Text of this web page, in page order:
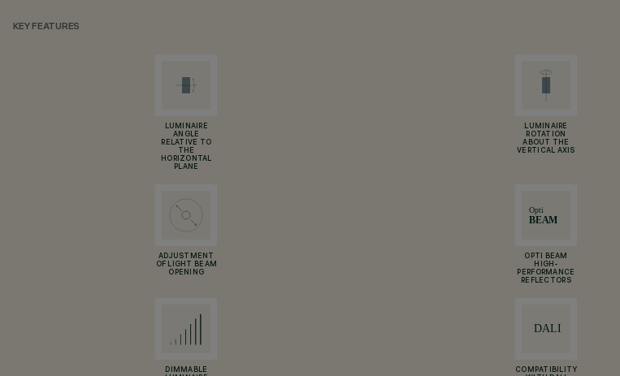
KEY FEATURES
LUMINAIRE
ANGLE
RELATIVE TO
THE
HORIZONTAL
PLANE
LUMINAIRE
ROTATION
ABOUT THE
VERTICAL AXIS
ADJUSTMENT
OF LIGHT BEAM
OPENING
OPTI BEAM
HIGH-
PERFORMANCE
REFLECTORS
DIMMABLE
COMPATIBILITY